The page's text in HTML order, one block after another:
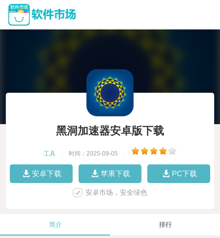
黑洞加速器安卓版下载
工具 时间：2025-09-05
安卓下载 苹果下载 PC下载
安卓市场，安全绿色
简介 排行